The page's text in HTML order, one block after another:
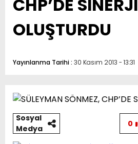
CHP’DE SİNERJİ
OLUŞTURDU
Yayınlanma Tarihi : 30 Kasım 2013 - 13:31
Sosyal
Medya
0